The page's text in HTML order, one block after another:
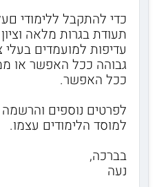
כדי להתקבל ללימודי
תעודת בגרות מלאה
עדיפות למועמדים בעלי
גבוהה ככל האפשר או
ככל האפשר.
לפרטים נוספים והרשמה
למוסד הלימודים עצמו.
בברכה,
נעה